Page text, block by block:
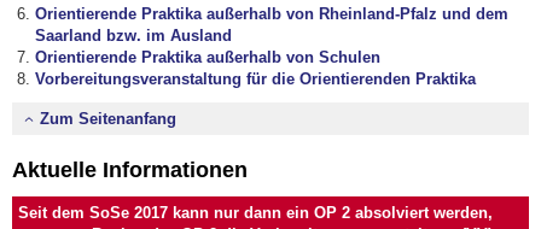
Orientierende Praktika außerhalb von Rheinland-Pfalz und dem
Saarland bzw. im Ausland
Orientierende Praktika außerhalb von Schulen
Vorbereitungsveranstaltung für die Orientierenden Praktika
Zum Seitenanfang
Aktuelle Informationen
Seit dem SoSe 2017 kann nur dann ein OP 2 absolviert werden,